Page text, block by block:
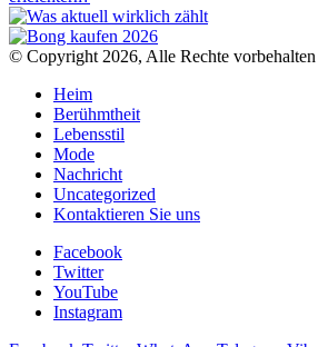
© Copyright 2026, Alle Rechte vorbehalten
Heim
Berühmtheit
Lebensstil
Mode
Nachricht
Uncategorized
Kontaktieren Sie uns
Facebook
Twitter
YouTube
Instagram